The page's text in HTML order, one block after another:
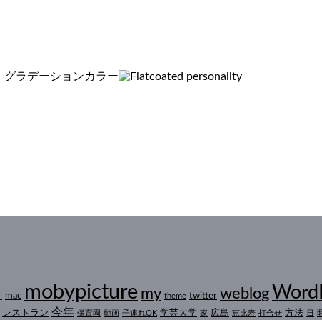
mac mobypicture my theme twitter weblog
レストラン 今年 保育園 動画 子連れOK 学芸大学 家 広島 恵比寿 打合せ 方法 日